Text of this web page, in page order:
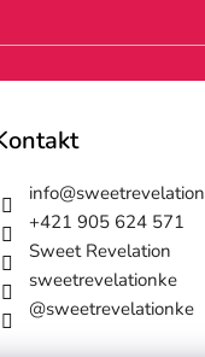
info@
+421 905 624 571
Sweet Revelation
sweetrevelationke
@sweetrevelationke